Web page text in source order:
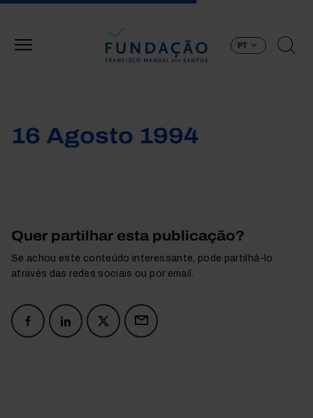
PT
16 Agosto 1994
Quer partilhar esta publicação?
Se achou este conteúdo interessante, pode partilhá-lo
através das redes sociais ou por email.